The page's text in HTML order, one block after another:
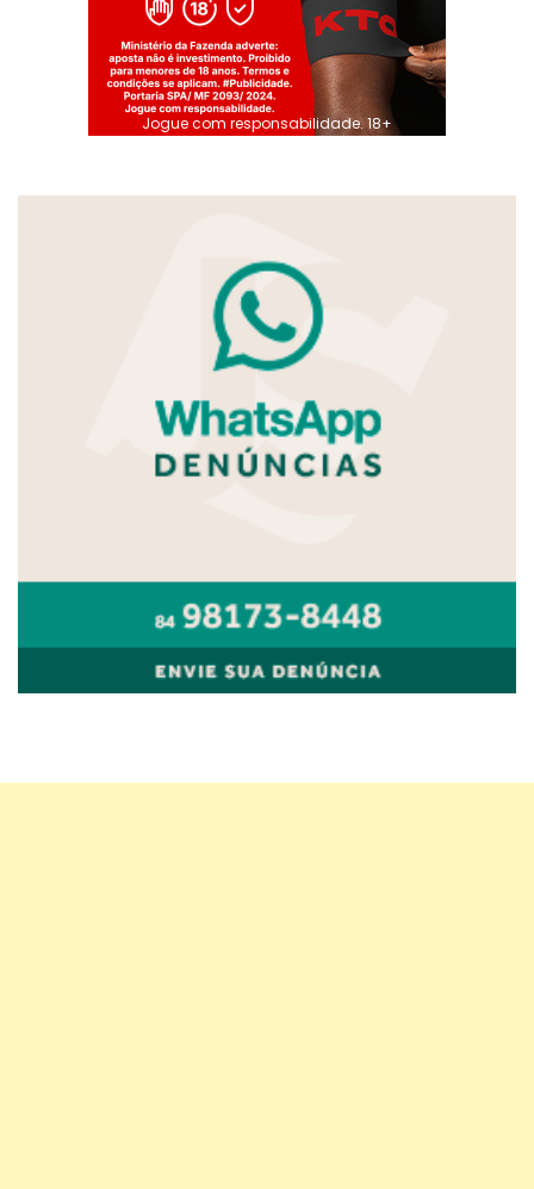
Jogue com responsabilidade. 18+